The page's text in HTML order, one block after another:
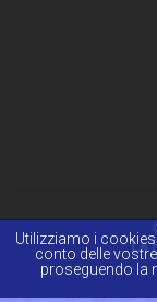
La
Utilizziamo i
conto delle
proseguendo la